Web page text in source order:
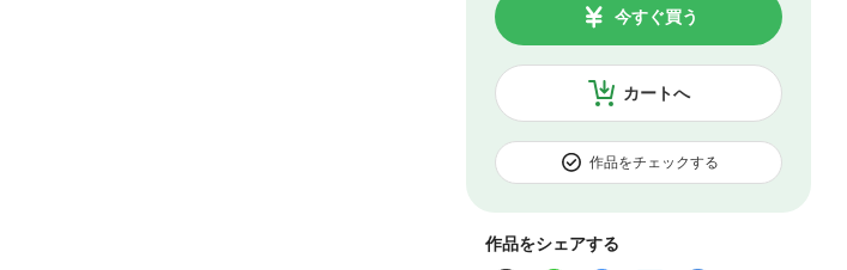
カートへ
今すぐ買う
作品をチェックする
作品をシェアする